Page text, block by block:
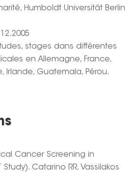
Humboldt Universität Berlin
stages dans différentes
en Allemagne, France,
Irlande, Guatemala, Pérou.
Cancer Screening in
Study). Catarino RR, Vassilakos